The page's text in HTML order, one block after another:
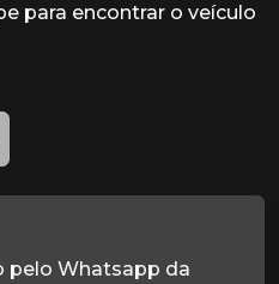
para encontrar o veículo
pelo Whatsapp da